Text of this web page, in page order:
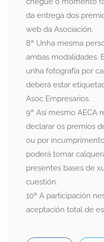
da entrega dos
web da Asociación.
8ª Unha mesma
ambas modalidades.
unha fotografía por
deberá estar
Asoc Empresarios.
9ª Así mesmo AECA
declarar os premios
ou por
poderá tomar
presentes bases de
cuestión.
10ª A participación
aceptación total de